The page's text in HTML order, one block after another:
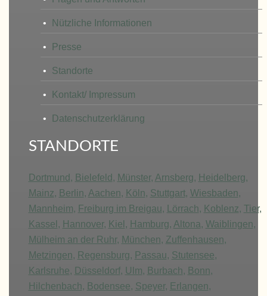
Nützliche Informationen
Presse
Standorte
Kontakt/ Impressum
Datenschutzerklärung
STANDORTE
Dortmund , Bielefeld , Münster, Arnsberg, Heidelberg,
Mainz, Berlin, Aachen, Köln, Stuttgart, Wiesbaden,
Mannheim, Freiburg im Breigau, Lörrach, Koblenz, Tier,
Kassel , Hannover, Kiel , Hamburg, Altona, Waiblingen,
Mülheim an der Ruhr, München, Zuffenhausen,
Metzingen, Regensburg, Passau, Stutensee,
Karlsruhe, Düsseldorf, Ulm, Burbach, Bonn,
Hilchenbach, Bodensee, Speyer, Erlangen,